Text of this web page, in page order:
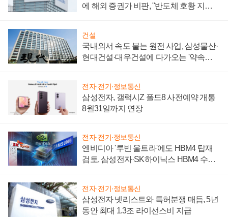
에 해외 증권가 비판, "반도체 호황 지속
건설
국내외서 속도 붙는 원전 사업, 삼성물산·
현대건설·대우건설에 다가오는 '약속의
전자·전기·정보통신
삼성전자, 갤럭시Z 폴드8 사전예약 개통
8월31일까지 연장
전자·전기·정보통신
엔비디아 '루빈 울트라'에도 HBM4 탑재
검토, 삼성전자·SK하이닉스 HBM4 수율
전자·전기·정보통신
삼성전자 넷리스트와 특허분쟁 매듭, 5년
동안 최대 1.3조 라이선스비 지급